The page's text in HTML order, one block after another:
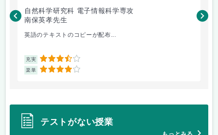
自然科学研究科 電子情報科学専攻
南保英孝先生
英語のテキストのコピーが配布...
充実 3.5
楽単 4
渡
テストがない授業